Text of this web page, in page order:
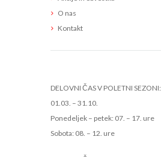
O nas
Kontakt
DELOVNI ČAS V POLETNI SEZONI:
01.03. – 31.10.
Ponedeljek – petek: 07. – 17. ure
Sobota: 08. – 12. ure